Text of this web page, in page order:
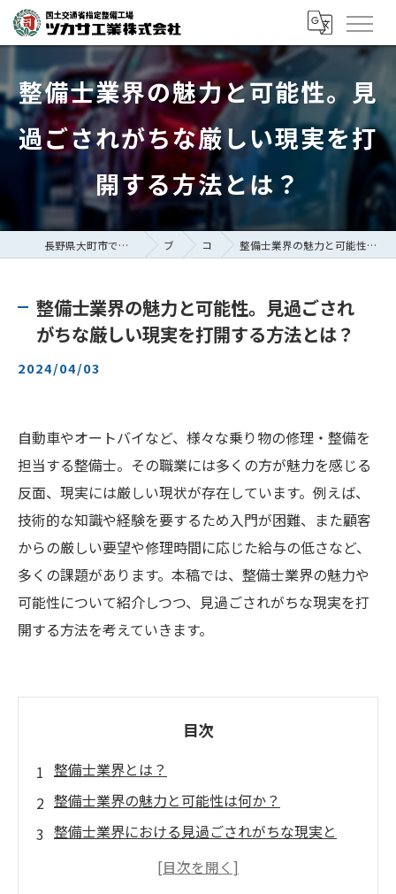
整備士業界の魅力と可能性。見
過ごされがちな厳しい現実を打
開する方法とは？
長野県大町市で整備士の求人ならツカサ工業株式会社 ブログ コラム 整備士業界の魅力と可能性。見過ごされがちな厳しい現実を打開する方法とは？
整備士業界の魅力と可能性。見過ごされ
がちな厳しい現実を打開する方法とは？
2024/04/03
自動車やオートバイなど、様々な乗り物の修理・整備を
担当する整備士。その職業には多くの方が魅力を感じる
反面、現実には厳しい現状が存在しています。例えば、
技術的な知識や経験を要するため入門が困難、また顧客
からの厳しい要望や修理時間に応じた給与の低さなど、
多くの課題があります。本稿では、整備士業界の魅力や
可能性について紹介しつつ、見過ごされがちな現実を打
開する方法を考えていきます。
目次
整備士業界とは？
整備士業界の魅力と可能性は何か？
整備士業界における見過ごされがちな現実と